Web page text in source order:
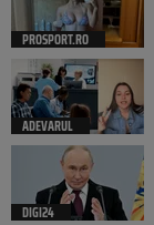
PROSPORT.RO
ADEVARUL
DIGI24